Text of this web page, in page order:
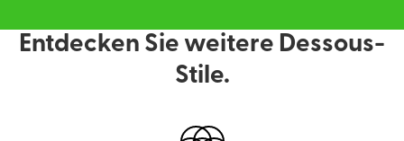
Entdecken Sie weitere Dessous-
Stile.